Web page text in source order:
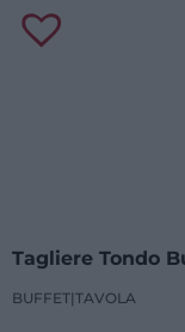
Tagliere Tondo
BUFFET|TAVOLA